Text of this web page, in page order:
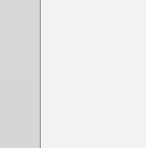
Oberflächen-